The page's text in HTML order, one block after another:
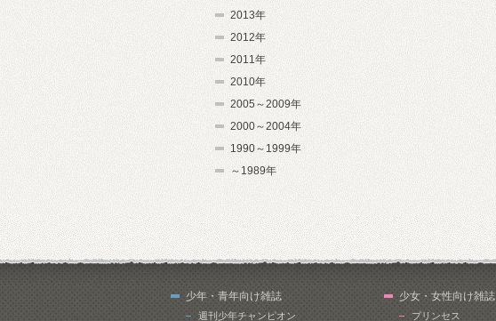
2013年
2012年
2011年
2010年
2005～2009年
2000～2004年
1990～1999年
～1989年
少年・青年向け雑誌
週刊少年チャンピオン
少女・女性向け雑誌
プリンセス